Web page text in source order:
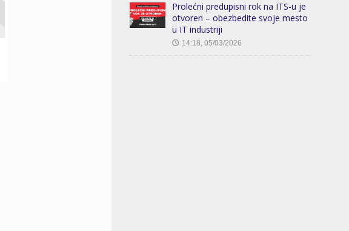
Prolećni predupisni rok na ITS-u je
otvoren – obezbedite svoje mesto
u IT industriji
🕔 14:18, 05/03/2026